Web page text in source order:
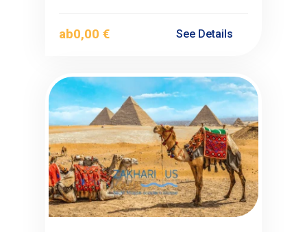
ab0,00 € See Details